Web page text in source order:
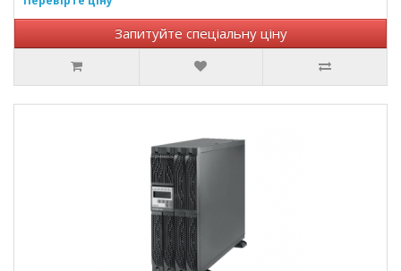
Запитуйте спеціальну ціну